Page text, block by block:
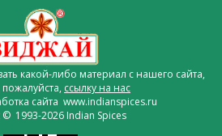
какой-либо материал с нашего сайта,
пожалуйста, ссылку на нас
сайта www.indianspices.ru
1993-2026 Indian Spices